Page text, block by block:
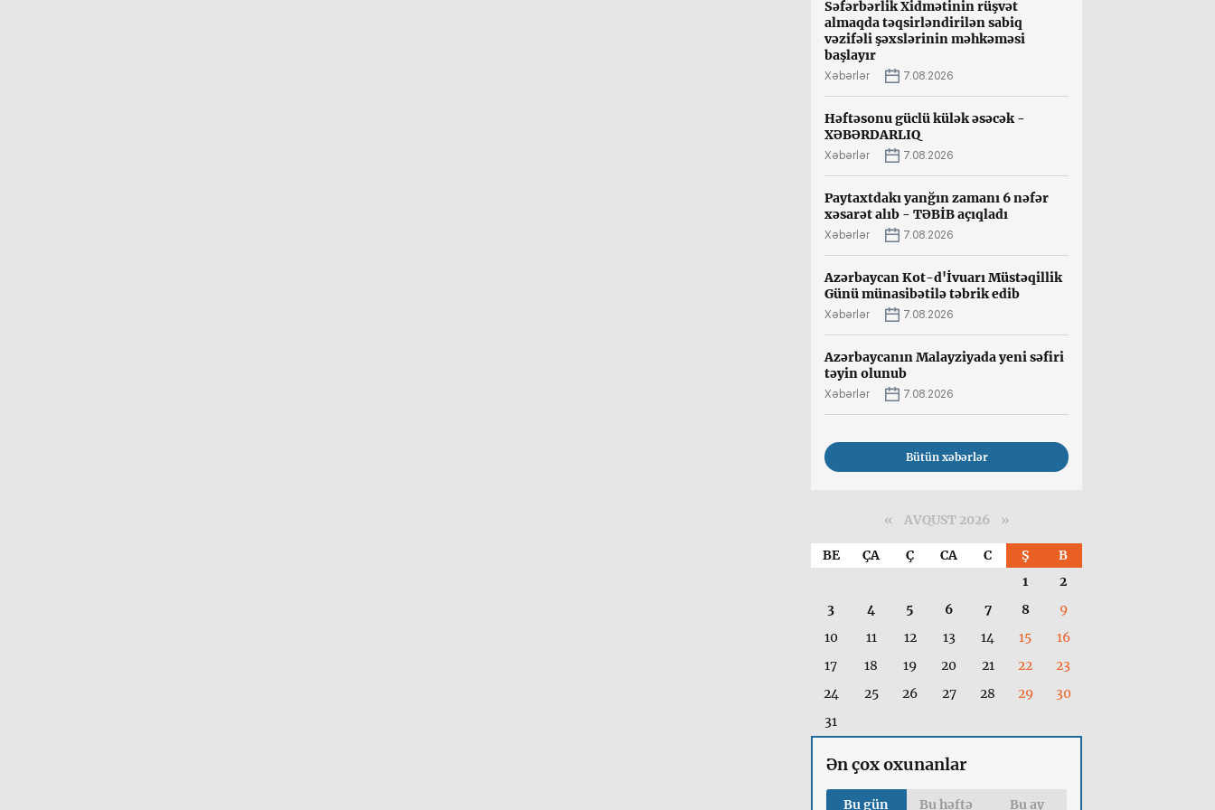
Səfərbərlik Xidmətinin rüşvət
almaqda təqsirləndirilən sabiq
vəzifəli şəxslərinin məhkəməsi
başlayır
Xəbərlər 7.08.2026
Həftəsonu güclü külək əsəcək -
XƏBƏRDARLIQ
Xəbərlər 7.08.2026
Paytaxtdakı yanğın zamanı 6 nəfər
xəsarət alıb - TƏBİB açıqladı
Xəbərlər 7.08.2026
Azərbaycan Kot-d'İvuarı Müstəqillik
Günü münasibətilə təbrik edib
Xəbərlər 7.08.2026
Azərbaycanın Malayziyada yeni səfiri
təyin olunub
Xəbərlər 7.08.2026
Bütün xəbərlər
« AVQUST 2026 »
BE ÇA Ç CA C Ş
B
1
2
3
4 5 6 7 8
9
10
11 12 13 14 15
16
17
18 19 20 21 22
23
24
25 26 27 28 29
30
31
Ən çox oxunanlar
Bu gün Bu həftə Bu ay